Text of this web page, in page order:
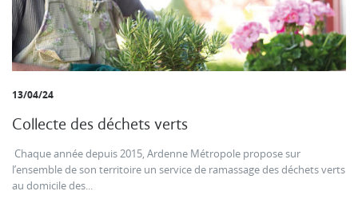
13/04/24
Collecte des déchets verts
Chaque année depuis 2015, Ardenne Métropole propose sur
l’ensemble de son territoire un service de ramassage des déchets verts
au domicile des...